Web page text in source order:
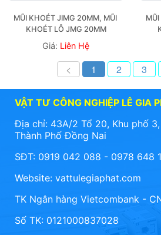
MŨI KHOÉT JIMG 20MM, MŨI
KHOÉT LỖ JMG 20MM
Giá: Liên Hệ
< 1 2 3
VẬT TƯ CÔNG NGHIỆP LÊ GIA
Địa chỉ: 43A/2 Tổ 20, Khu phố
Thành Phố Đồng Nai
SĐT: 0919 042 088 - 0978 648
Website: vattulegiaphat.com
TK Ngân hàng Vietcombank -
Số TK: 0121000837028